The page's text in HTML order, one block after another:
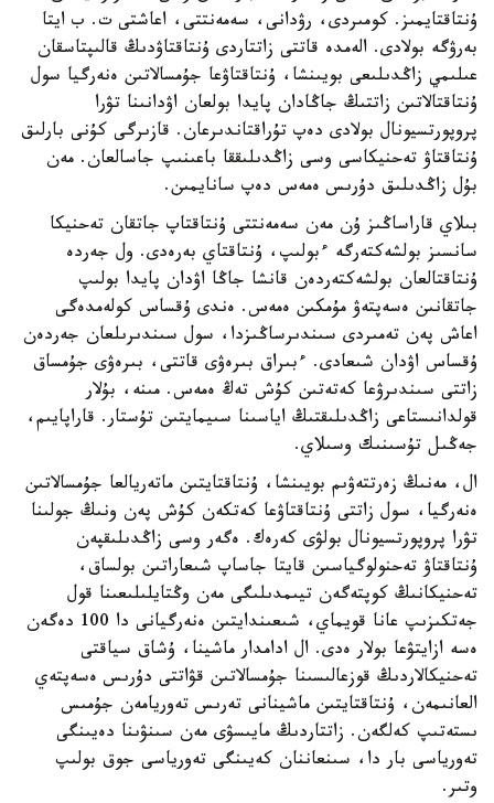
ۇنتاقتايمىز. كومىردى، رۋدانى، سەمەنتتى، اعاشتى ت. ب ايتا
بەرۋگە بولادى. الەمدە قاتتى زاتتاردى ۇنتاقتاۋدىڭ قالىپتاسقان
عىلىمي زاڭدىلىعى بويىنشا، ۇنتاقتاۋعا جۇمسالاتىن ەنەرگيا سول
ۇنتاقتالاتىن زاتتىڭ جاڭادان پايدا بولعان اۋدانىنا تۋرا
پروپورتسيونال بولادى دەپ تۇراقتاندىرعان. قازىرگى كۇنى بارلىق
ۇنتاقتاۋ تەحنيكاسى وسى زاڭدىلىققا باعىنىپ جاسالعان. مەن
بۇل زاڭدىلىق دۇرىس ەمەس دەپ سانايمىن.
بىلاي قاراساڭىز ۇن مەن سەمەنتتى ۇنتاقتاپ جاتقان تەحنيكا
سانسىز بولشەكتەرگە ءبولىپ، ۇنتاقتاي بەرەدى. ول جەردە
ۇنتاقتالعان بولشەكتەردەن قانشا جاڭا اۋدان پايدا بولىپ
جاتقانىن ەسەپتەۋ مۇمكىن ەمەس. ەندى ۇقساس كولەمدەگى
اعاش پەن تەمىردى سىندىرساڭىزدا، سول سىندىرىلعان جەردەن
ۇقساس اۋدان شىعادى. ءبىراق بىرەۋى قاتتى، بىرەۋى جۇمساق
زاتتى سىندىرۋعا كەتەتىن كۇش تەڭ ەمەس. مىنە، بۇلار
قولدانىستاعى زاڭدىلىقتىڭ اياسىنا سىيمايتىن تۇستار. قاراپايىم،
جەڭىل تۇسىنىك وسىلاي.
ال، مەنىڭ زەرتتەۋىم بويىنشا، ۇنتاقتايتىن ماتەريالعا جۇمسالاتىن
ەنەرگيا، سول زاتتى ۇنتاقتاۋعا كەتكەن كۇش پەن ونىڭ جولىنا
تۋرا پروپورتسيونال بولۋى كەرەك. ەگەر وسى زاڭدىلىقپەن
ۇنتاقتاۋ تەحنولوگياسىن قايتا جاساپ شىعاراتىن بولساق،
تەحنيكانىڭ كوپتەگەن تيىمدىلىگى مەن وڭتايلىلىعىنا قول
جەتكىزىپ عانا قويماي، شىعىندايتىن ەنەرگيانى دا 100 دەگەن
ەسە ازايتۋعا بولار ەدى. ال ادامدار ماشينا، ۇشاق سياقتى
تەحنيكالاردىڭ قوزعالىسىنا جۇمسالاتىن قۋاتتى دۇرىس ەسەپتەي
العانىمەن، ۇنتاقتايتىن ماشينانى تەرىس تەوريامەن جۇمىس
ىستەتىپ كەلگەن. زاتتاردىڭ مايىسۋى مەن سىنۋىنا دەيىنگى
تەورياسى بار دا، سىنعاننان كەيىنگى تەورياسى جوق بولىپ
وتىر.